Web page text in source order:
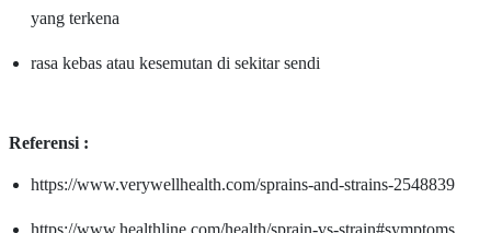
yang terkena
rasa kebas atau kesemutan di sekitar sendi
Referensi :
https://www.verywellhealth.com/sprains-and-strains-2548839
https://www.healthline.com/health/sprain-vs-strain#symptoms